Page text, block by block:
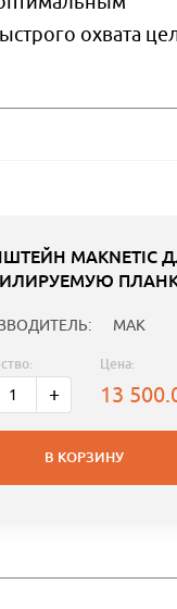
охвата
MAKNETIC
MAK
+
Цена:
13
В КОРЗИНУ